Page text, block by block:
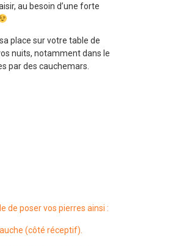
au besoin d’une forte
place sur votre table de
nuits, notamment dans le
par des cauchemars.
de poser vos pierres ainsi :
(côté réceptif).